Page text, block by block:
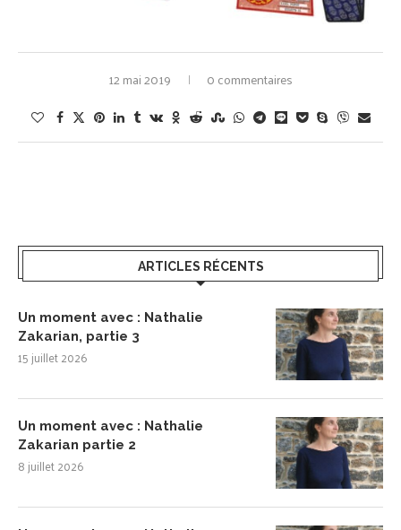
12 mai 2019 0 commentaires
ARTICLES RÉCENTS
Un moment avec : Nathalie
Zakarian, partie 3
15 juillet 2026
Un moment avec : Nathalie
Zakarian partie 2
8 juillet 2026